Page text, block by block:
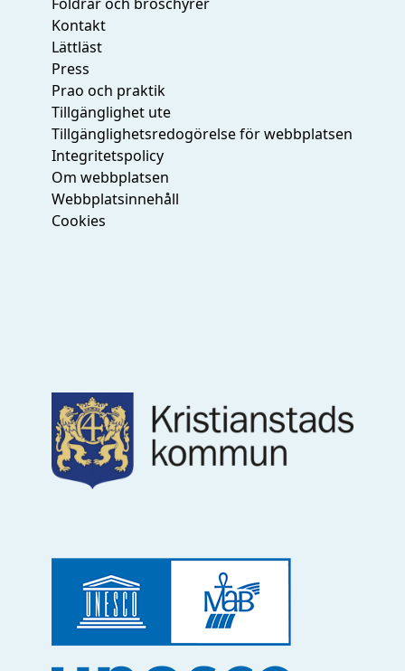
Foldrar och broschyrer
Kontakt
Lättläst
Press
Prao och praktik
Tillgänglighet ute
Tillgänglighetsredogörelse för webbplatsen
Integritetspolicy
Om webbplatsen
Webbplatsinnehåll
Cookies